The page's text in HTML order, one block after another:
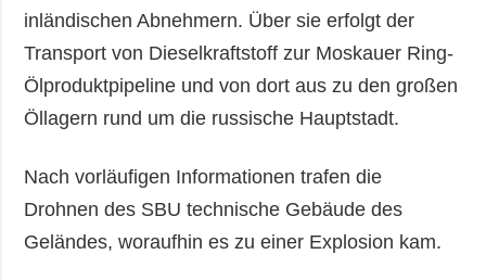
inländischen Abnehmern. Über sie erfolgt der
Transport von Dieselkraftstoff zur Moskauer Ring-
Ölproduktpipeline und von dort aus zu den großen
Öllagern rund um die russische Hauptstadt.
Nach vorläufigen Informationen trafen die
Drohnen des SBU technische Gebäude des
Geländes, woraufhin es zu einer Explosion kam.